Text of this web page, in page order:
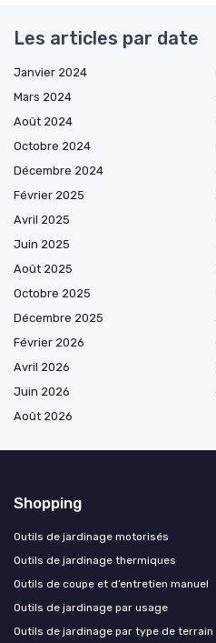
Les articles par date
Janvier 2024
Mars 2024
Août 2024
Octobre 2024
Décembre 2024
Février 2025
Avril 2025
Juin 2025
Août 2025
Octobre 2025
Décembre 2025
Février 2026
Avril 2026
Juin 2026
Août 2026
Shopping
Outils de jardinage motorisés
Outils de jardinage thermiques
Outils de coupe et d’entretien manuel
Outils de jardinage par usage
Outils de jardinage par type de terrain